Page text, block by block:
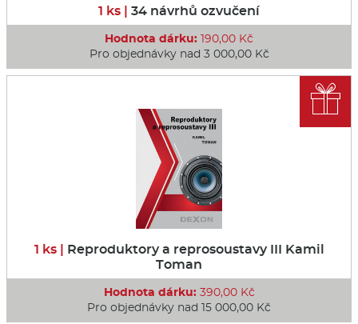
1 ks | 34 návrhů ozvučení
Hodnota dárku: 190,00 Kč
Pro objednávky nad 3 000,00 Kč
1 ks | Reproduktory a reprosoustavy III Kamil
Toman
Hodnota dárku:390,00 Kč
Pro objednávky nad 15 000,00 Kč
